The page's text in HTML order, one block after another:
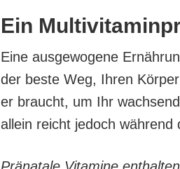
Ein
Eine ausgewogene
der beste Weg, Ihren
er braucht, um Ihr
allein reicht jedoch